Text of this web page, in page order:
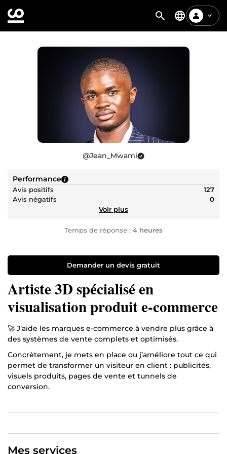
@Jean_Mwami
Performance
Avis positifs
127
Avis négatifs
0
Voir plus
Temps de réponse : 4 heures
Demander un devis gratuit
Artiste 3D spécialisé en
visualisation produit e-commerce
🚀 J’aide les marques e-commerce à vendre plus grâce à
des systèmes de vente complets et optimisés.
Concrètement, je mets en place ou j’améliore tout ce qui
permet de transformer un visiteur en client : publicités,
visuels produits, pages de vente et tunnels de
conversion.
développement isolé, mais de faire en sorte que chaque
🧩 Je travaille sur 4 éléments essentiels :
Mes services